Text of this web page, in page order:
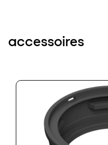
accessoires